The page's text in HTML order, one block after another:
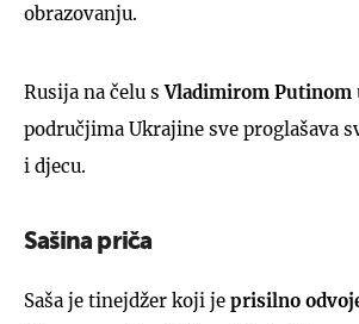
obrazovanju.
Rusija na čelu sVladimirom Putinom
područjima Ukrajine sve proglašava
i djecu.
Sašina priča
Saša je tinejdžer koji je prisilno